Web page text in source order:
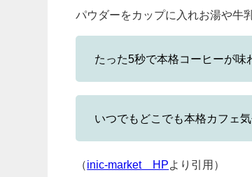
パウダーをカップに入れお湯や牛
たった5秒で本格コーヒーが味
いつでもどこでも本格カフェ
（inic-market HPより引用）